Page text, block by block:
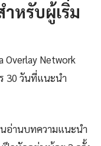
หรับผู้เริ่ม
Overlay Network
30 วันที่แนะนำ
อ่านบทความแนะนำ